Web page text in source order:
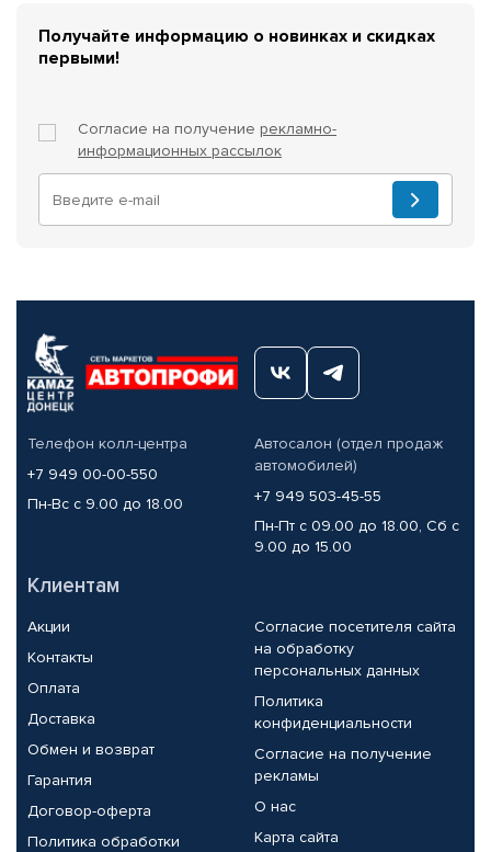
Получайте информацию о новинках и скидках
первыми!
Согласие на получение рекламно-
информационных рассылок
Телефон колл-центра
+7 949 00-00-550
Пн-Вс с 9.00 до 18.00
Автосалон (отдел продаж
автомобилей)
+7 949 503-45-55
Пн-Пт с 09.00 до 18.00, Сб с
9.00 до 15.00
Клиентам
Акции
Контакты
Оплата
Доставка
Обмен и возврат
Гарантия
Договор-оферта
Политика обработки
Согласие посетителя сайта
на обработку
персональных данных
Политика
конфиденциальности
Согласие на получение
рекламы
О нас
Карта сайта